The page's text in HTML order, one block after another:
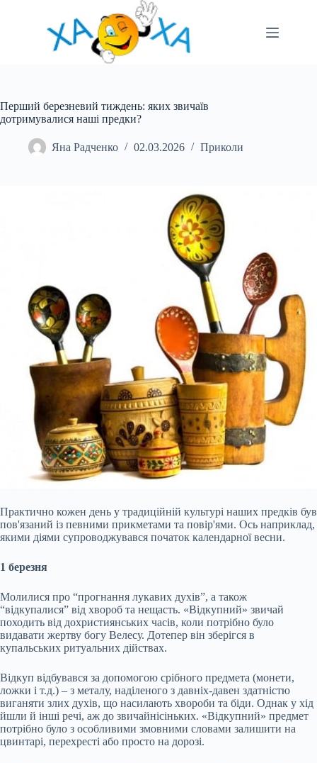
Перший березневий тиждень: яких звичаїв
дотримувалися наші предки?
Яна Радченко 02.03.2026 Приколи
Практично кожен день у традиційній культурі наших предків був
пов'язаний із певними прикметами та повір'ями. Ось наприклад,
якими діями супроводжувався початок календарної весни.
1 березня
Молилися про “прогнання лукавих духів”, а також
“відкупалися” від хвороб та нещасть. «Відкупний» звичай
походить від дохристиянських часів, коли потрібно було
видавати жертву богу Велесу. Дотепер він зберігся в
купальських ритуальних дійствах.
Відкуп відбувався за допомогою срібного предмета (монети,
ложки і т.д.) – з металу, наділеного з давніх-давен здатністю
виганяти злих духів, що насилають хвороби та біди. Однак у хід
йшли й інші речі, аж до звичайнісіньких. «Відкупний» предмет
потрібно було з особливими змовними словами залишити на
цвинтарі, перехресті або просто на дорозі.